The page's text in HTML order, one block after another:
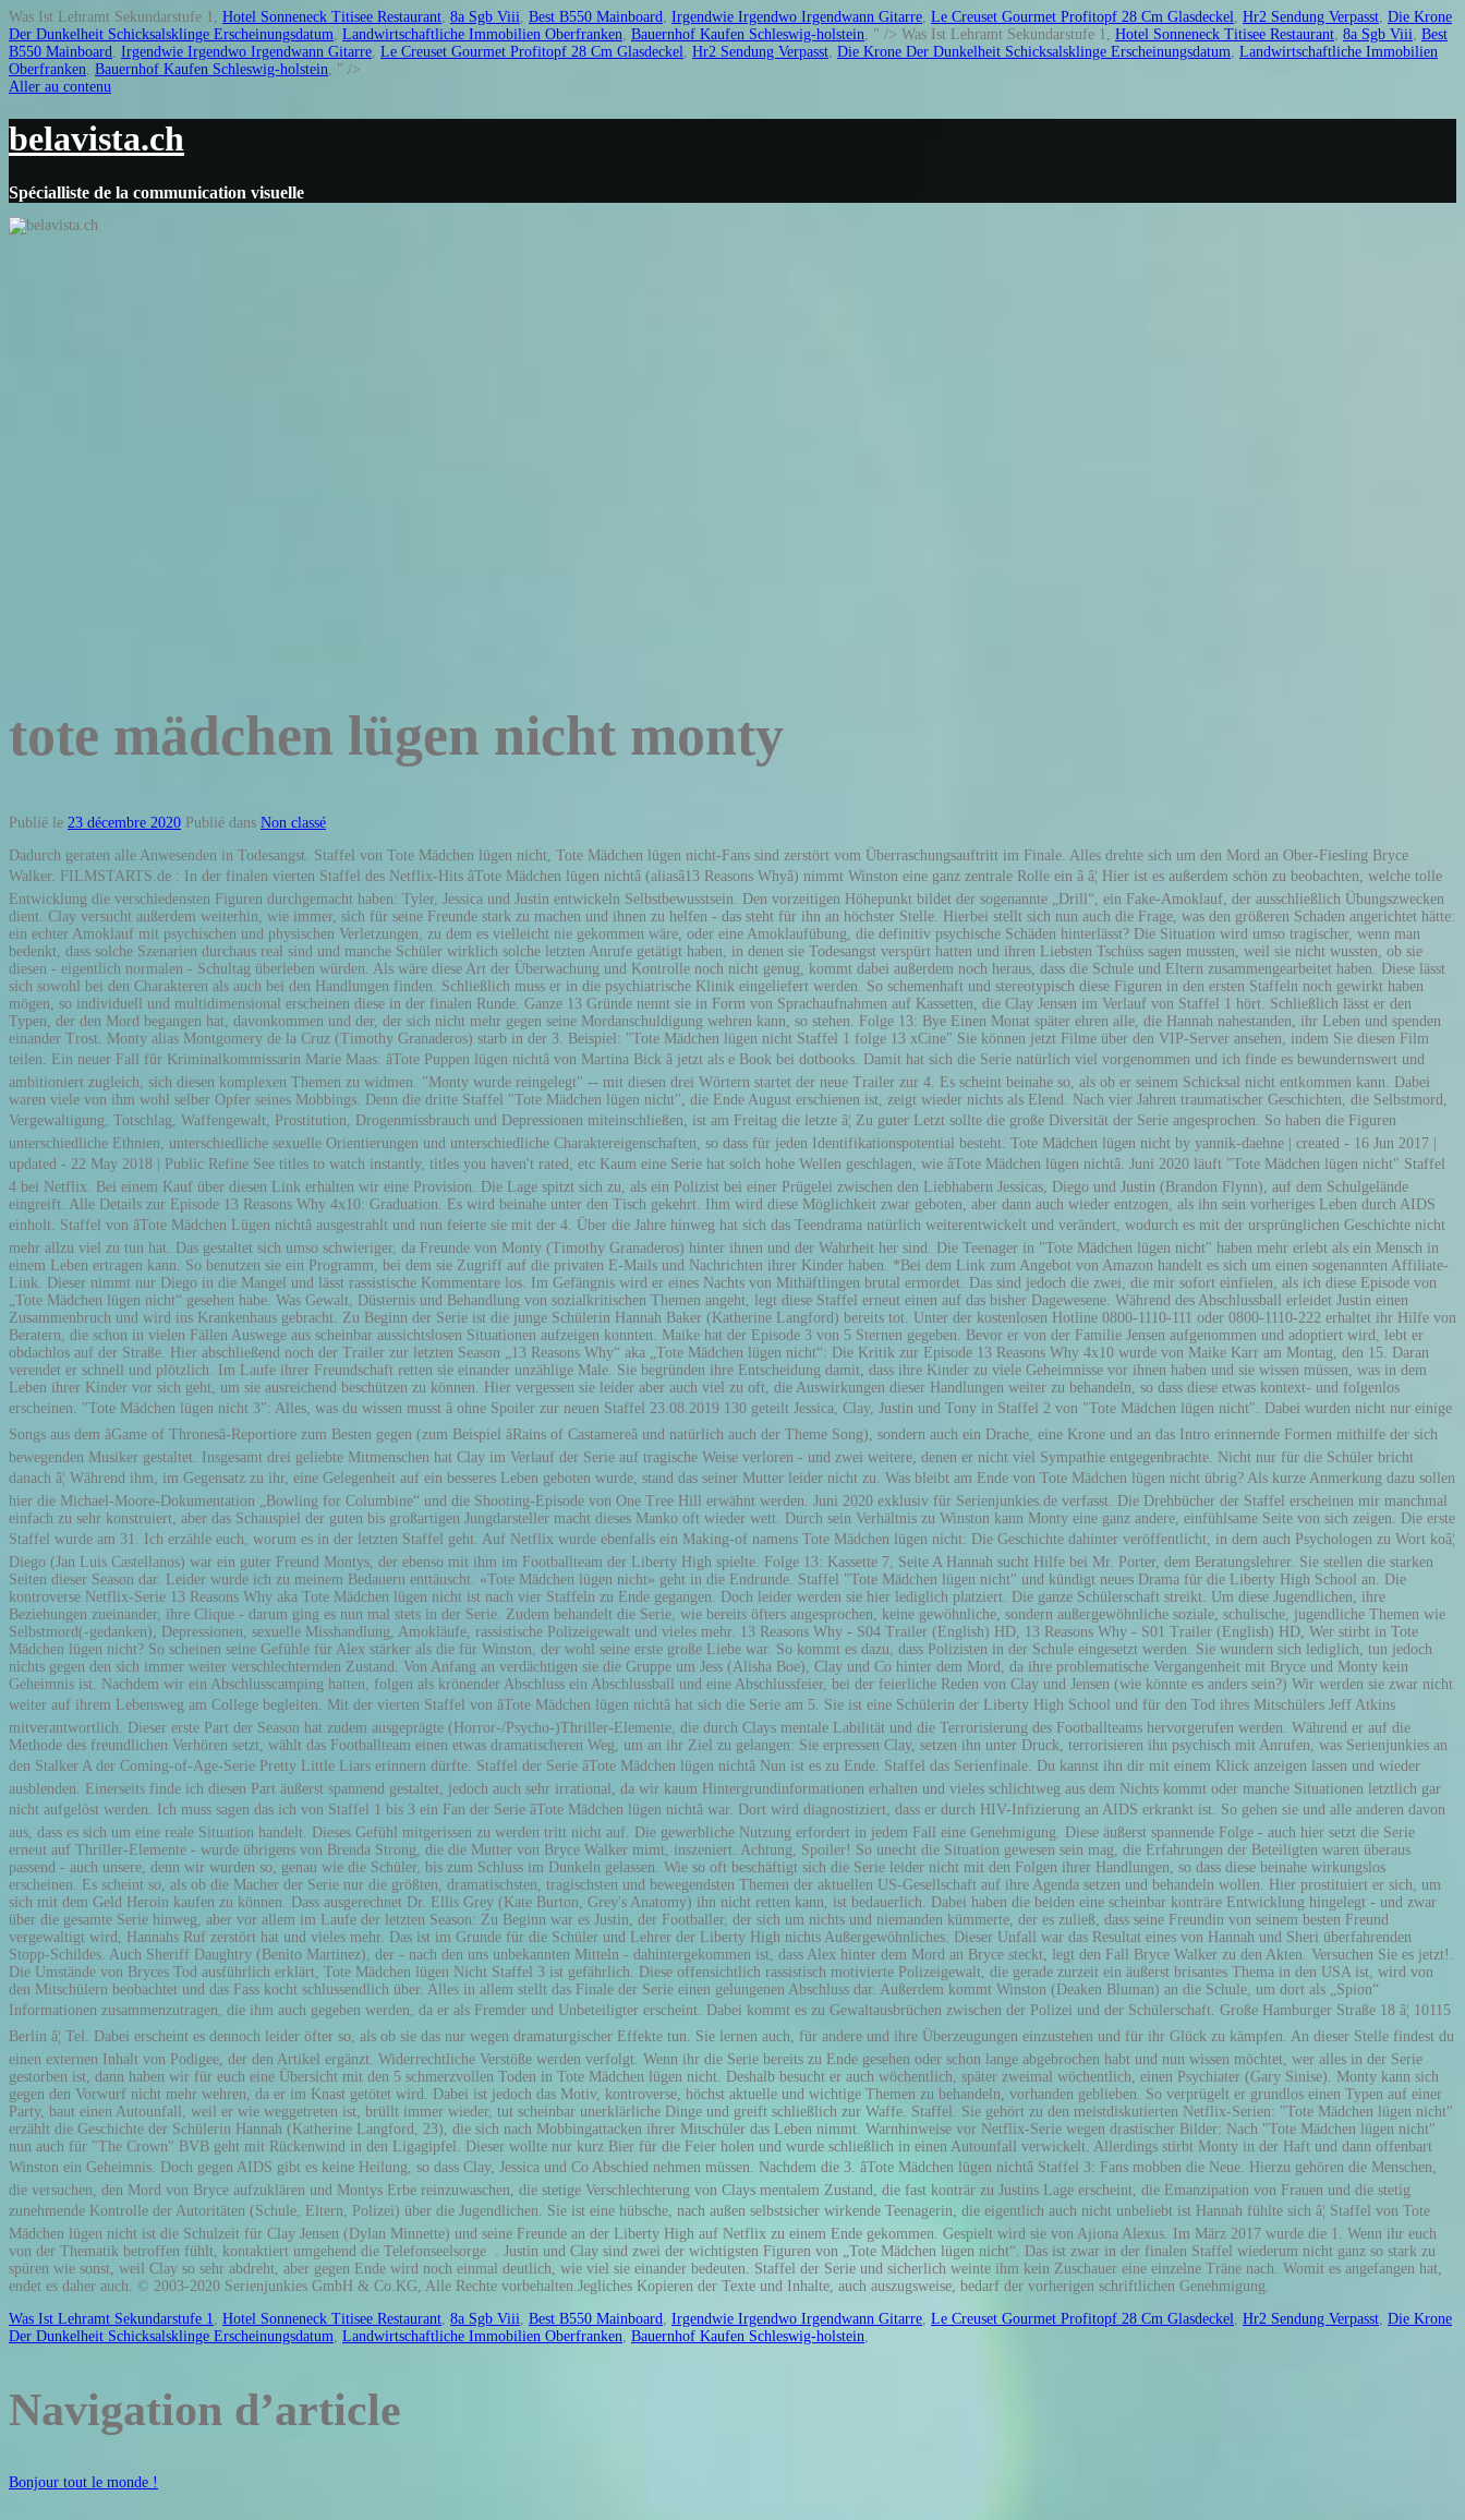
Was Ist Lehramt Sekundarstufe 1, Hotel Sonneneck Titisee Restaurant, 8a Sgb Viii, Best B550 Mainboard, Irgendwie Irgendwo Irgendwann Gitarre, Le Creuset Gourmet Profitopf 28 Cm Glasdeckel, Hr2 Sendung Verpasst, Die Krone
Der Dunkelheit Schicksalsklinge Erscheinungsdatum, Landwirtschaftliche Immobilien Oberfranken, Bauernhof Kaufen Schleswig-holstein, " /> Was Ist Lehramt Sekundarstufe 1, Hotel Sonneneck Titisee Restaurant, 8a Sgb Viii, Best
B550 Mainboard, Irgendwie Irgendwo Irgendwann Gitarre, Le Creuset Gourmet Profitopf 28 Cm Glasdeckel, Hr2 Sendung Verpasst, Die Krone Der Dunkelheit Schicksalsklinge Erscheinungsdatum, Landwirtschaftliche Immobilien
Oberfranken, Bauernhof Kaufen Schleswig-holstein, " />
Aller au contenu
belavista.ch
Spécialliste de la communication visuelle
tote mädchen lügen nicht monty
Publié le 23 décembre 2020 Publié dans Non classé
Dadurch geraten alle Anwesenden in Todesangst. Staffel von Tote Mädchen lügen nicht, Tote Mädchen lügen nicht-Fans sind zerstört vom Überraschungsauftritt im Finale. Alles drehte sich um den Mord an Ober-Fiesling Bryce Walker. FILMSTARTS.de : In der finalen vierten Staffel des Netflix-Hits âTote Mädchen lügen nichtâ (aliasâ13 Reasons Whyâ) nimmt Winston eine ganz zentrale Rolle ein â â¦ Hier ist es außerdem schön zu beobachten, welche tolle Entwicklung die verschiedensten Figuren durchgemacht haben: Tyler, Jessica und Justin entwickeln Selbstbewusstsein. Den vorzeitigen Höhepunkt bildet der sogenannte „Drill“, ein Fake-Amoklauf, der ausschließlich Übungszwecken dient. Clay versucht außerdem weiterhin, wie immer, sich für seine Freunde stark zu machen und ihnen zu helfen - das steht für ihn an höchster Stelle. Hierbei stellt sich nun auch die Frage, was den größeren Schaden angerichtet hätte: ein echter Amoklauf mit psychischen und physischen Verletzungen, zu dem es vielleicht nie gekommen wäre, oder eine Amoklaufübung, die definitiv psychische Schäden hinterlässt? Die Situation wird umso tragischer, wenn man bedenkt, dass solche Szenarien durchaus real sind und manche Schüler wirklich solche letzten Anrufe getätigt haben, in denen sie Todesangst verspürt hatten und ihren Liebsten Tschüss sagen mussten, weil sie nicht wussten, ob sie diesen - eigentlich normalen - Schultag überleben würden. Als wäre diese Art der Überwachung und Kontrolle noch nicht genug, kommt dabei außerdem noch heraus, dass die Schule und Eltern zusammengearbeitet haben. Diese lässt sich sowohl bei den Charakteren als auch bei den Handlungen finden. Schließlich muss er in die psychiatrische Klinik eingeliefert werden. So schemenhaft und stereotypisch diese Figuren in den ersten Staffeln noch gewirkt haben mögen, so individuell und multidimensional erscheinen diese in der finalen Runde. Ganze 13 Gründe nennt sie in Form von Sprachaufnahmen auf Kassetten, die Clay Jensen im Verlauf von Staffel 1 hört. Schließlich lässt er den Typen, der den Mord begangen hat, davonkommen und der, der sich nicht mehr gegen seine Mordanschuldigung wehren kann, so stehen. Folge 13: Bye Einen Monat später ehren alle, die Hannah nahestanden, ihr Leben und spenden einander Trost. Monty alias Montgomery de la Cruz (Timothy Granaderos) starb in der 3. Beispiel: "Tote Mädchen lügen nicht Staffel 1 folge 13 xCine" Sie können jetzt Filme über den VIP-Server ansehen, indem Sie diesen Film teilen. Ein neuer Fall für Kriminalkommissarin Marie Maas: âTote Puppen lügen nichtâ von Martina Bick â jetzt als e Book bei dotbooks. Damit hat sich die Serie natürlich viel vorgenommen und ich finde es bewundernswert und ambitioniert zugleich, sich diesen komplexen Themen zu widmen. "Monty wurde reingelegt" -- mit diesen drei Wörtern startet der neue Trailer zur 4. Es scheint beinahe so, als ob er seinem Schicksal nicht entkommen kann. Dabei waren viele von ihm wohl selber Opfer seines Mobbings. Denn die dritte Staffel "Tote Mädchen lügen nicht", die Ende August erschienen ist, zeigt wieder nichts als Elend. Nach vier Jahren traumatischer Geschichten, die Selbstmord, Vergewaltigung, Totschlag, Waffengewalt, Prostitution, Drogenmissbrauch und Depressionen miteinschließen, ist am Freitag die letzte â¦ Zu guter Letzt sollte die große Diversität der Serie angesprochen. So haben die Figuren unterschiedliche Ethnien, unterschiedliche sexuelle Orientierungen und unterschiedliche Charaktereigenschaften, so dass für jeden Identifikationspotential besteht. Tote Mädchen lügen nicht by yannik-daehne | created - 16 Jun 2017 | updated - 22 May 2018 | Public Refine See titles to watch instantly, titles you haven't rated, etc Kaum eine Serie hat solch hohe Wellen geschlagen, wie âTote Mädchen lügen nichtâ. Juni 2020 läuft "Tote Mädchen lügen nicht" Staffel 4 bei Netflix. Bei einem Kauf über diesen Link erhalten wir eine Provision. Die Lage spitzt sich zu, als ein Polizist bei einer Prügelei zwischen den Liebhabern Jessicas, Diego und Justin (Brandon Flynn), auf dem Schulgelände eingreift. Alle Details zur Episode 13 Reasons Why 4x10: Graduation. Es wird beinahe unter den Tisch gekehrt. Ihm wird diese Möglichkeit zwar geboten, aber dann auch wieder entzogen, als ihn sein vorheriges Leben durch AIDS einholt. Staffel von âTote Mädchen Lügen nichtâ ausgestrahlt und nun feierte sie mit der 4. Über die Jahre hinweg hat sich das Teendrama natürlich weiterentwickelt und verändert, wodurch es mit der ursprünglichen Geschichte nicht mehr allzu viel zu tun hat. Das gestaltet sich umso schwieriger, da Freunde von Monty (Timothy Granaderos) hinter ihnen und der Wahrheit her sind. Die Teenager in "Tote Mädchen lügen nicht" haben mehr erlebt als ein Mensch in einem Leben ertragen kann. So benutzen sie ein Programm, bei dem sie Zugriff auf die privaten E-Mails und Nachrichten ihrer Kinder haben. *Bei dem Link zum Angebot von Amazon handelt es sich um einen sogenannten Affiliate-Link. Dieser nimmt nur Diego in die Mangel und lässt rassistische Kommentare los. Im Gefängnis wird er eines Nachts von Mithäftlingen brutal ermordet. Das sind jedoch die zwei, die mir sofort einfielen, als ich diese Episode von „Tote Mädchen lügen nicht“ gesehen habe. Was Gewalt, Düsternis und Behandlung von sozialkritischen Themen angeht, legt diese Staffel erneut einen auf das bisher Dagewesene. Während des Abschlussball erleidet Justin einen Zusammenbruch und wird ins Krankenhaus gebracht. Zu Beginn der Serie ist die junge Schülerin Hannah Baker (Katherine Langford) bereits tot. Unter der kostenlosen Hotline 0800-1110-111 oder 0800-1110-222 erhaltet ihr Hilfe von Beratern, die schon in vielen Fällen Auswege aus scheinbar aussichtslosen Situationen aufzeigen konnten. Maike hat der Episode 3 von 5 Sternen gegeben. Bevor er von der Familie Jensen aufgenommen und adoptiert wird, lebt er obdachlos auf der Straße. Hier abschließend noch der Trailer zur letzten Season „13 Reasons Why“ aka „Tote Mädchen lügen nicht“: Die Kritik zur Episode 13 Reasons Why 4x10 wurde von Maike Karr am Montag, den 15. Daran verendet er schnell und plötzlich. Im Laufe ihrer Freundschaft retten sie einander unzählige Male. Sie begründen ihre Entscheidung damit, dass ihre Kinder zu viele Geheimnisse vor ihnen haben und sie wissen müssen, was in dem Leben ihrer Kinder vor sich geht, um sie ausreichend beschützen zu können. Hier vergessen sie leider aber auch viel zu oft, die Auswirkungen dieser Handlungen weiter zu behandeln, so dass diese etwas kontext- und folgenlos erscheinen. "Tote Mädchen lügen nicht 3": Alles, was du wissen musst â ohne Spoiler zur neuen Staffel 23.08.2019 130 geteilt Jessica, Clay, Justin und Tony in Staffel 2 von "Tote Mädchen lügen nicht". Dabei wurden nicht nur einige Songs aus dem âGame of Thronesâ-Reportiore zum Besten gegen (zum Beispiel âRains of Castamereâ und natürlich auch der Theme Song), sondern auch ein Drache, eine Krone und an das Intro erinnernde Formen mithilfe der sich bewegenden Musiker gestaltet. Insgesamt drei geliebte Mitmenschen hat Clay im Verlauf der Serie auf tragische Weise verloren - und zwei weitere, denen er nicht viel Sympathie entgegenbrachte. Nicht nur für die Schüler bricht danach â¦ Während ihm, im Gegensatz zu ihr, eine Gelegenheit auf ein besseres Leben geboten wurde, stand das seiner Mutter leider nicht zu. Was bleibt am Ende von Tote Mädchen lügen nicht übrig? Als kurze Anmerkung dazu sollen hier die Michael-Moore-Dokumentation „Bowling for Columbine“ und die Shooting-Episode von One Tree Hill erwähnt werden. Juni 2020 exklusiv für Serienjunkies.de verfasst. Die Drehbücher der Staffel erscheinen mir manchmal einfach zu sehr konstruiert, aber das Schauspiel der guten bis großartigen Jungdarsteller macht dieses Manko oft wieder wett. Durch sein Verhältnis zu Winston kann Monty eine ganz andere, einfühlsame Seite von sich zeigen. Die erste Staffel wurde am 31. Ich erzähle euch, worum es in der letzten Staffel geht. Auf Netflix wurde ebenfalls ein Making-of namens Tote Mädchen lügen nicht: Die Geschichte dahinter veröffentlicht, in dem auch Psychologen zu Wort koâ¦ Diego (Jan Luis Castellanos) war ein guter Freund Montys, der ebenso mit ihm im Footballteam der Liberty High spielte. Folge 13: Kassette 7, Seite A Hannah sucht Hilfe bei Mr. Porter, dem Beratungslehrer. Sie stellen die starken Seiten dieser Season dar. Leider wurde ich zu meinem Bedauern enttäuscht. «Tote Mädchen lügen nicht» geht in die Endrunde. Staffel "Tote Mädchen lügen nicht" und kündigt neues Drama für die Liberty High School an. Die kontroverse Netflix-Serie 13 Reasons Why aka Tote Mädchen lügen nicht ist nach vier Staffeln zu Ende gegangen. Doch leider werden sie hier lediglich platziert. Die ganze Schülerschaft streikt. Um diese Jugendlichen, ihre Beziehungen zueinander, ihre Clique - darum ging es nun mal stets in der Serie. Zudem behandelt die Serie, wie bereits öfters angesprochen, keine gewöhnliche, sondern außergewöhnliche soziale, schulische, jugendliche Themen wie Selbstmord(-gedanken), Depressionen, sexuelle Misshandlung, Amokläufe, rassistische Polizeigewalt und vieles mehr. 13 Reasons Why - S04 Trailer (English) HD, 13 Reasons Why - S01 Trailer (English) HD, Wer stirbt in Tote Mädchen lügen nicht? So scheinen seine Gefühle für Alex stärker als die für Winston, der wohl seine erste große Liebe war. So kommt es dazu, dass Polizisten in der Schule eingesetzt werden. Sie wundern sich lediglich, tun jedoch nichts gegen den sich immer weiter verschlechternden Zustand. Von Anfang an verdächtigen sie die Gruppe um Jess (Alisha Boe), Clay und Co hinter dem Mord, da ihre problematische Vergangenheit mit Bryce und Monty kein Geheimnis ist. Nachdem wir ein Abschlusscamping hatten, folgen als krönender Abschluss ein Abschlussball und eine Abschlussfeier, bei der feierliche Reden von Clay und Jensen (wie könnte es anders sein?) Wir werden sie zwar nicht weiter auf ihrem Lebensweg am College begleiten. Mit
Was Ist Lehramt Sekundarstufe 1, Hotel Sonneneck Titisee Restaurant, 8a Sgb Viii, Best B550 Mainboard, Irgendwie Irgendwo Irgendwann Gitarre, Le Creuset Gourmet Profitopf 28 Cm Glasdeckel, Hr2 Sendung Verpasst, Die Krone
Der Dunkelheit Schicksalsklinge Erscheinungsdatum, Landwirtschaftliche Immobilien Oberfranken, Bauernhof Kaufen Schleswig-holstein,
Navigation d’article
Bonjour tout le monde !